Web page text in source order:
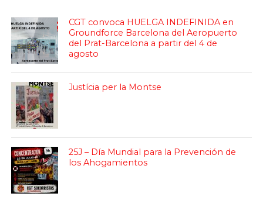
CGT convoca HUELGA INDEFINIDA en
Groundforce Barcelona del Aeropuerto
del Prat-Barcelona a partir del 4 de
agosto
Justícia per la Montse
25J – Día Mundial para la Prevención de
los Ahogamientos